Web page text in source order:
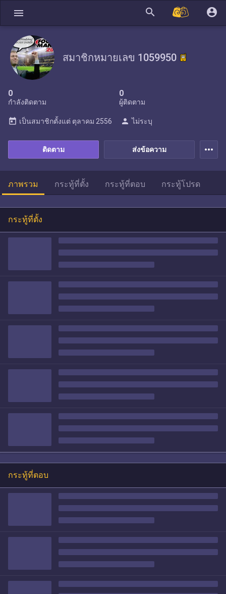
menu search account_circle
สมาชิกหมายเลข 1059950
0
กำลังติดตาม
0
ผู้ติดตาม
ส่งข้อความ
ติดตาม
today เป็นสมาชิกตั้งแต่ ตุลาคม 2556 person ไม่ระบุ
more_horiz
ภาพรวม กระทู้ที่ตั้ง กระทู้ที่ตอบ กระทู้โปรด
กระทู้ที่ตั้ง
กระทู้ที่ตอบ